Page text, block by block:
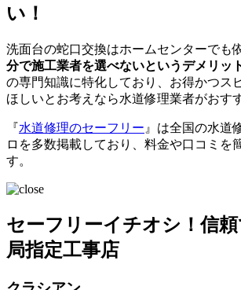
い！
洗面台の蛇口交換はホームセンターでも
分で施工業者を選べないというデメリッ
の専門知識に特化しており、お得かつス
ほしいとお考えなら水道修理業者がおす
『水道修理のセーフリー 』は全国の水道
ロを多数掲載しており、料金や口コミを
す。
セーフリーイチオシ！信
局指定工事店